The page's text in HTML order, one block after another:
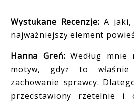
Wystukane Recenzje: A jaki,
najważniejszy element
Hanna Greń:Według mnie
motyw, gdyż to
zachowanie sprawcy.
przedstawiony rzetelnie i